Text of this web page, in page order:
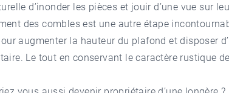
d’inonder les pièces et jouir d’une vue sur
des combles est une autre étape
augmenter la hauteur du plafond et disposer
Le tout en conservant le caractère rustique